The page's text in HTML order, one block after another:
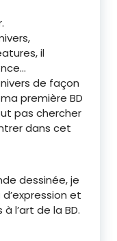
il
de façon
première BD
pas chercher
dans cet
dessinée, je
et
l’art de la BD.